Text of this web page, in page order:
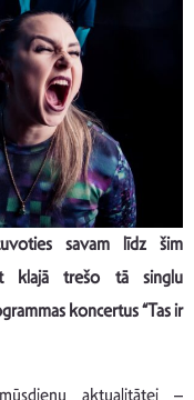
savam līdz šim
klajā trešo tā singlu
koncertus “Tas ir